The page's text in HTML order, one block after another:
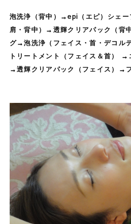
泡洗浄（背中）→epi（エピ）シェー
肩・背中）→透輝クリアパック（背
グ→泡洗浄（フェイス・首・デコル
トリートメント（フェイス＆首） →
→透輝クリアパック（フェイス）→